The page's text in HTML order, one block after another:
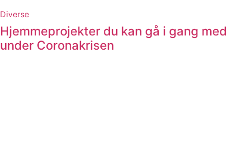
Diverse
Hjemmeprojekter du kan gå i gang med
under Coronakrisen